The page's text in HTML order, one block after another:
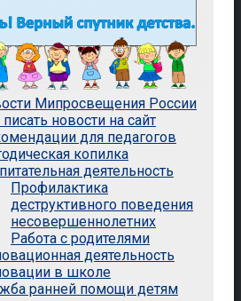
Мипросвещения России
новости на сайт
для педагогов
копилка
деятельность
Профилактика
деструктивного поведения
несовершеннолетних
Работа с родителями
деятельность
в школе
ранней помощи детям